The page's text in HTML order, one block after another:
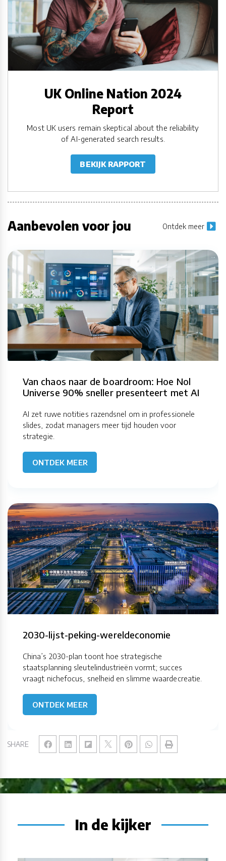
SHARE
UK Online Nation 2024
Report
Most UK users remain skeptical about the reliability
of AI-generated search results.
BEKIJK RAPPORT
Aanbevolen voor jou Ontdek meer
Van chaos naar de boardroom: Hoe Nol
Universe 90% sneller presenteert met AI
AI zet ruwe notities razendsnel om in professionele
slides, zodat managers meer tijd houden voor
strategie.
ONTDEK MEER
2030-lijst-peking-wereldeconomie
China’s 2030-plan toont hoe strategische
staatsplanning sleutelindustrieën vormt; succes
vraagt nichefocus, snelheid en slimme waardecreatie.
ONTDEK MEER
In de kijker